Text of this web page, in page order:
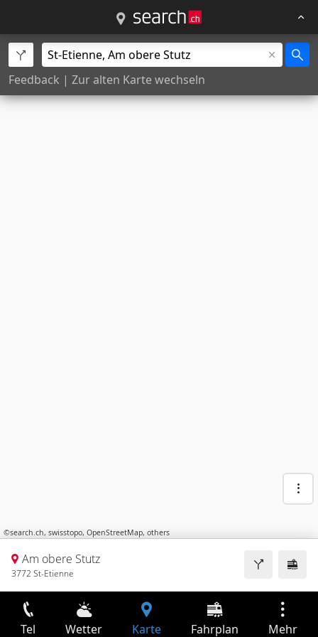
Feedback | Zur alten Karte wechseln
©search.ch, swisstopo, OpenStreetMap, others
Am obere Stutz
3772 St-Etienne
Tel Wetter Karte Fahrplan Mehr